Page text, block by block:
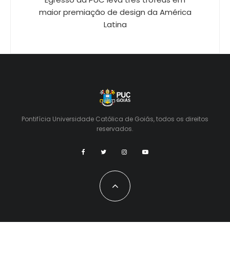
maior premiação de design da América
Latina
Pontifícia Universidade Católica de Goiás, todos os direitos
reservados.